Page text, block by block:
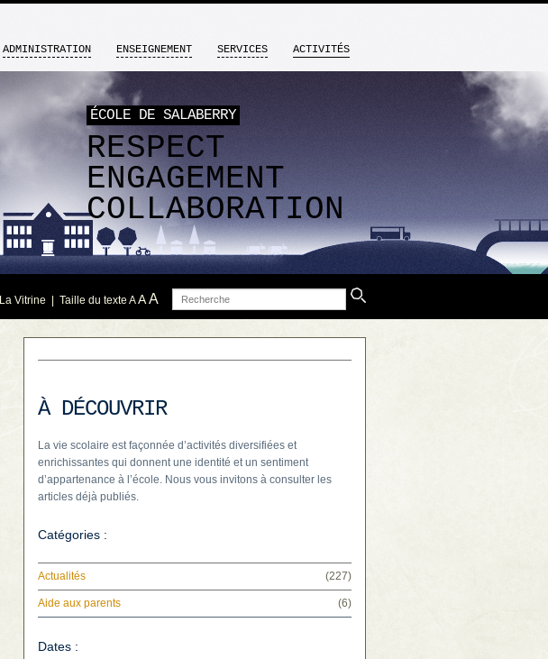
ÉCOLE DE SALABERRY
RESPECT
ENGAGEMENT
COLLABORATION
ADMINISTRATION ENSEIGNEMENT SERVICES ACTIVITÉS
La Vitrine | Taille du texte A AA Recherche
À DÉCOUVRIR
La vie scolaire est façonnée d’activités diversifiées et
enrichissantes qui donnent une identité et un sentiment
d’appartenance à l’école. Nous vous invitons à consulter les
articles déjà publiés.
Catégories :
Actualités (227)
Aide aux parents (6)
Dates :